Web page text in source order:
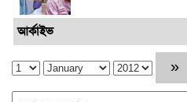
আর্কাইভ